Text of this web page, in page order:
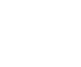
协议支持和云端连